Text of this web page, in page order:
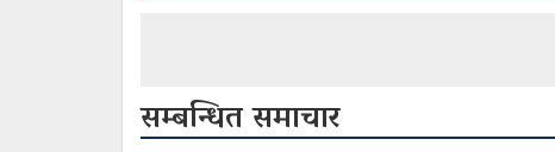
सम्बन्धित समाचार